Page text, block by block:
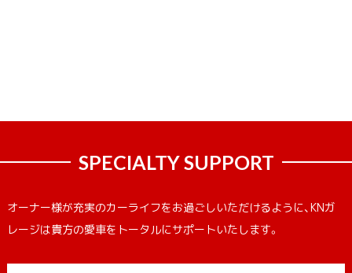
SPECIALTY SUPPORT
オーナー様が充実のカーライフをお過ごしいただけるように、KNガ
レージは貴方の愛車をトータルにサポートいたします。